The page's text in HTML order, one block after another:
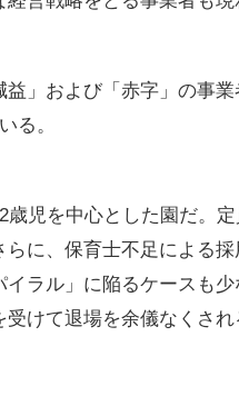
面する「経営の崖